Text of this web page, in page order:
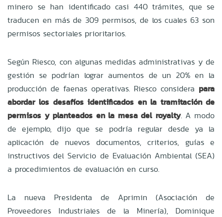
minero se han identificado casi 440 trámites, que se
traducen en más de 309 permisos, de los cuales 63 son
permisos sectoriales prioritarios.
Según Riesco, con algunas medidas administrativas y de
gestión se podrían lograr aumentos de un 20% en la
producción de faenas operativas. Riesco considera para
abordar los desafíos identificados en la tramitación de
permisos y planteados en la mesa del royalty. A modo
de ejemplo, dijo que se podría regular desde ya la
aplicación de nuevos documentos, criterios, guías e
instructivos del Servicio de Evaluación Ambiental (SEA)
a procedimientos de evaluación en curso.
La nueva Presidenta de Aprimin (Asociación de
Proveedores Industriales de la Minería), Dominique